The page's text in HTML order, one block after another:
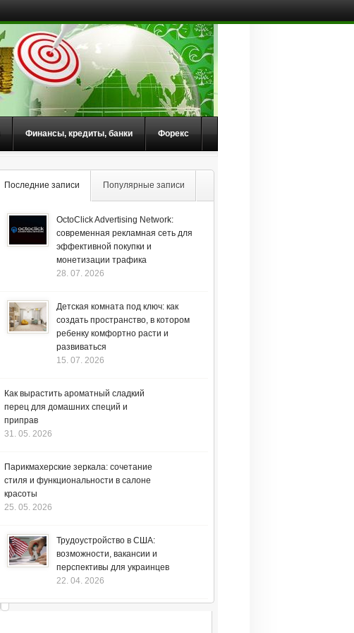
Финансы, кредиты, банки Форекс
Последние записи Популярные записи
OctoClick Advertising Network:
современная рекламная сеть для
эффективной покупки и
монетизации трафика
28. 07. 2026
Детская комната под ключ: как
создать пространство, в котором
ребенку комфортно расти и
развиваться
15. 07. 2026
Как вырастить ароматный сладкий
перец для домашних специй и
приправ
31. 05. 2026
Парикмахерские зеркала: сочетание
стиля и функциональности в салоне
красоты
25. 05. 2026
Трудоустройство в США:
возможности, вакансии и
перспективы для украинцев
22. 04. 2026